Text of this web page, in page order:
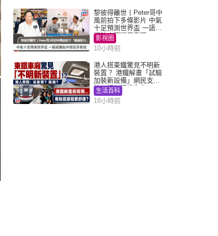
黎彼得離世丨Peter哥中
風前拍下多條影片 中氣
十足預測世界盃 一語成
讖貼中西班牙奪冠
影視圈
10小時前
港人搭東鐵驚見不明新
裝置？ 港鐵解畫「試驗
加裝新設備」網民支
持：好似呢排先有
生活百科
18小時前